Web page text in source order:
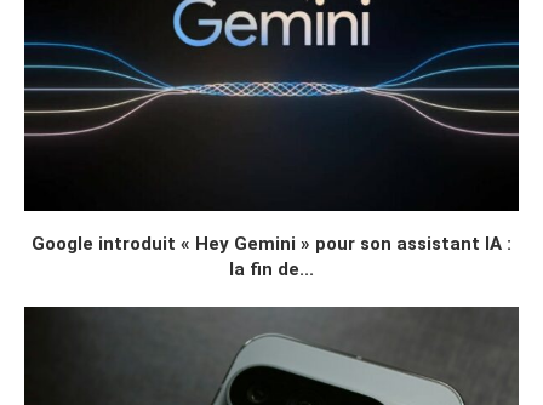
Google introduit « Hey Gemini » pour son assistant IA :
la fin de...